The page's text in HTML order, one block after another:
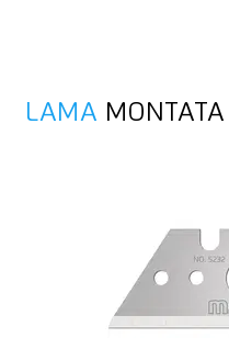
LAMA MONTATA